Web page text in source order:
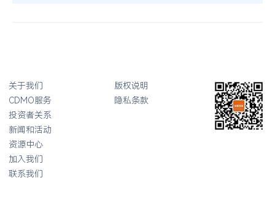
关于我们
CDMO服务
投资者关系
新闻和活动
资源中心
加入我们
联系我们
版权说明
隐私条款